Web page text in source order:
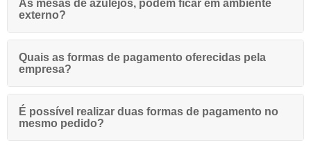
As mesas de azulejos, podem ficar em ambiente
externo?
Quais as formas de pagamento oferecidas pela
empresa?
É possível realizar duas formas de pagamento no
mesmo pedido?